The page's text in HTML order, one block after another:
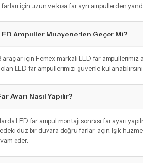
için uzun ve kısa far ayrı ampullerden
Ampuller Muayeneden Geçer Mi?
araçlar için Femex markalı LED far
LED far ampullerimizi güvenle
Ayarı Nasıl Yapılır?
LED far ampul montajı sonrası far ayarı
düz bir duvara doğru farları açın. Işık
eder.